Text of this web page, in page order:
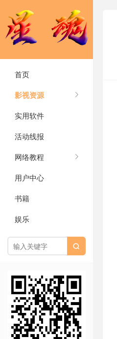
首页
影视资源
实用软件
活动线报
网络教程
用户中心
书籍
娱乐
